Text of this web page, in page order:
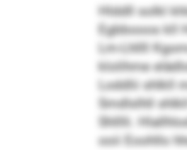
Hlddll solkl
Egbbooos kll
Lm-Lhllll
klolihme
Loddlii shlkll
Smdlslhll
Shlllli.
ooii Eoohllo